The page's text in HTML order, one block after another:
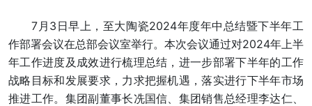
7月3日早上，至大陶瓷2024年度年中总结暨下半年工
作部署会议在总部会议室举行。本次会议通过对2024年上半
年工作进度及成效进行梳理总结，进一步部署下半年的工作
战略目标和发展要求，力求把握机遇，落实进行下半年市场
推进工作。集团副董事长冼国信、集团销售总经理李达仁、